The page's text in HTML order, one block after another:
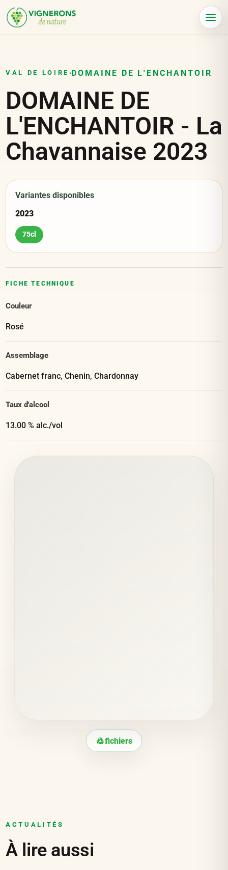
Menu
VAL DE LOIRE›DOMAINE DE L'ENCHANTOIR
DOMAINE DE
L'ENCHANTOIR - La
Chavannaise 2023
Variantes disponibles
2023
75cl
FICHE TECHNIQUE
Couleur
Rosé
Assemblage
Cabernet franc, Chenin, Chardonnay
Taux d'alcool
13.00 % alc./vol
fichiers
ACTUALITÉS
À lire aussi
Panneau de gestion des cookies